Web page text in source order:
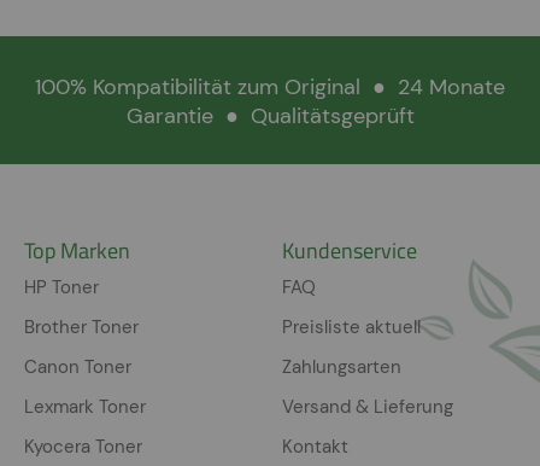
100% Kompatibilität zum Original ● 24 Monate
Garantie ● Qualitätsgeprüft
Top Marken
HP Toner
Brother Toner
Canon Toner
Lexmark Toner
Kyocera Toner
Kundenservice
FAQ
Preisliste aktuell
Zahlungsarten
Versand & Lieferung
Kontakt